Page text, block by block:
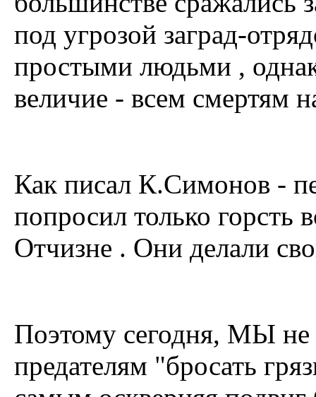
под угрозой заград-
простыми людьми ,
величие - всем смертям
Как писал К.Симонов -
попросил только
Отчизне . Они делали
Поэтому сегодня, МЫ не
предателям "бросать